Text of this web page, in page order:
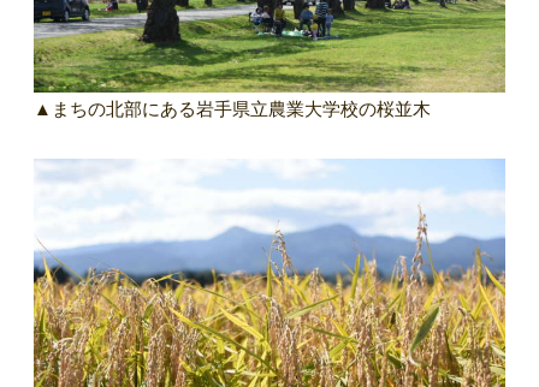
▲まちの北部にある岩手県立農業大学校の桜並木